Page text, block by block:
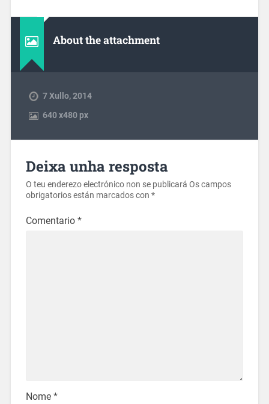
About the attachment
7 Xullo, 2014
640x480 px
Deixa unha resposta
O teu enderezo electrónico non se publicará Os campos
obrigatorios están marcados con *
Comentario *
Nome *